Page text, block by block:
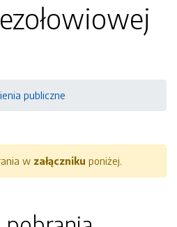
publiczne
w załączniku poniżej.